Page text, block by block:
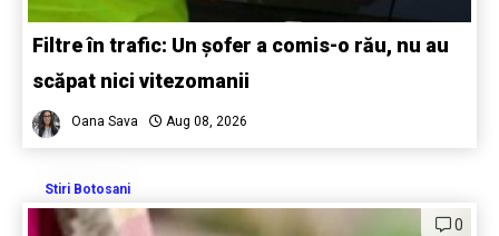
Filtre în trafic: Un șofer a comis-o rău, nu au
scăpat nici vitezomanii
Oana Sava Aug 08, 2026
Stiri Botosani
0